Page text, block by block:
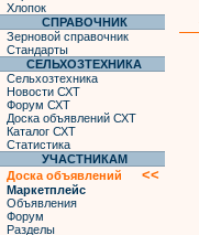
Хлопок
СПРАВОЧНИК
Зерновой справочник
Стандарты
СЕЛЬХОЗТЕХНИКА
Сельхозтехника
Новости СХТ
Форум СХТ
Доска объявлений СХТ
Каталог СХТ
Статистика
УЧАСТНИКАМ
Доска объявлений
<<
Маркетплейс
Объявления
Форум
Разделы